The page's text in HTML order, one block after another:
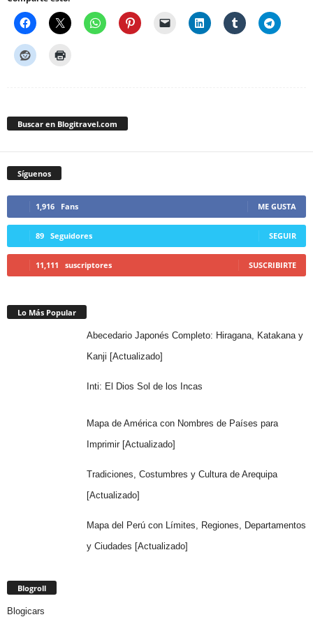
Buscar en Blogitravel.com
Síguenos
1,916 Fans ME GUSTA
89 Seguidores SEGUIR
11,111 suscriptores SUSCRIBIRTE
Lo Más Popular
Abecedario Japonés Completo: Hiragana, Katakana y
Kanji [Actualizado]
Inti: El Dios Sol de los Incas
Mapa de América con Nombres de Países para
Imprimir [Actualizado]
Tradiciones, Costumbres y Cultura de Arequipa
[Actualizado]
Mapa del Perú con Límites, Regiones, Departamentos
y Ciudades [Actualizado]
Blogroll
Blogicars